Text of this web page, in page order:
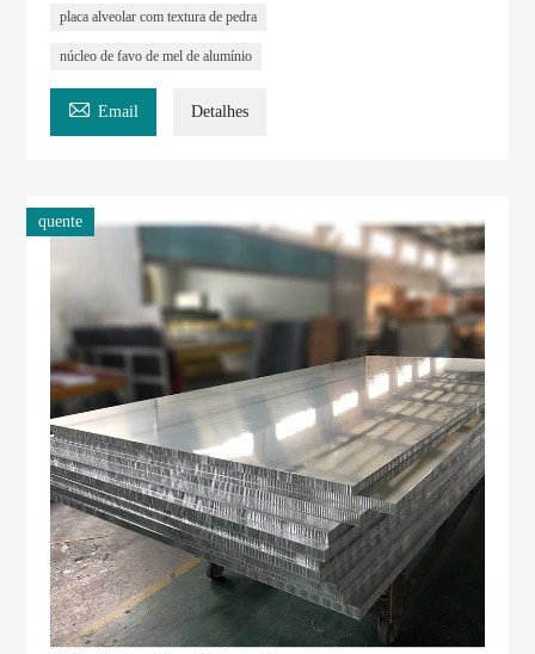
placa alveolar com textura de pedra
núcleo de favo de mel de alumínio
 Email Detalhes
quente